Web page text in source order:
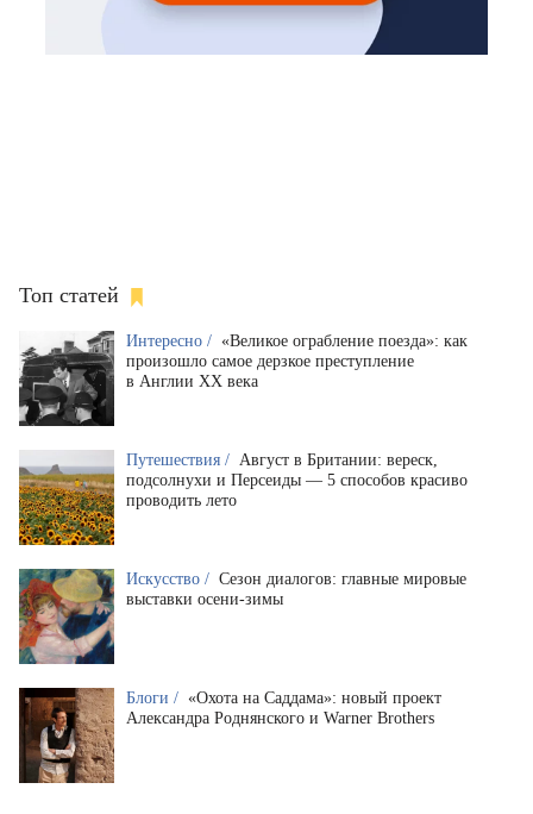
Топ статей
Интересно / «Великое ограбление поезда»: как
произошло самое дерзкое преступление
в Англии XX века
Путешествия / Август в Британии: вереск,
подсолнухи и Персеиды — 5 способов красиво
проводить лето
Искусство / Сезон диалогов: главные мировые
выставки осени-зимы
Блоги / «Охота на Саддама»: новый проект
Александра Роднянского и Warner Brothers